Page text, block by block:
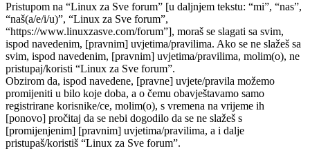
Pristupom na “Linux za Sve forum” [u daljnjem tekstu: “mi”, “nas”,
“naš(a/e/i/u)”, “Linux za Sve forum”,
“https://www.linuxzasve.com/forum”], moraš se slagati sa svim,
ispod navedenim, [pravnim] uvjetima/pravilima. Ako se ne slažeš sa
svim, ispod navedenim, [pravnim] uvjetima/pravilima, molim(o), ne
pristupaj/koristi “Linux za Sve forum”.
Obzirom da, ispod navedene, [pravne] uvjete/pravila možemo
promijeniti u bilo koje doba, a o čemu obavještavamo samo
registrirane korisnike/ce, molim(o), s vremena na vrijeme ih
[ponovo] pročitaj da se nebi dogodilo da se ne slažeš s
[promijenjenim] [pravnim] uvjetima/pravilima, a i dalje
pristupaš/koristiš “Linux za Sve forum”.